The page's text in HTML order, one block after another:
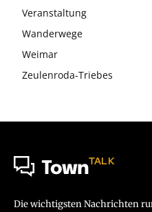
Veranstaltung
Wanderwege
Weimar
Zeulenroda-Triebes
TownTALK
Die wichtigsten Nachrichten